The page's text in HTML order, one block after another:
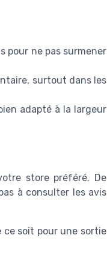
pour ne pas surmener
surtout dans les
adapté à la largeur
store préféré. De
à consulter les avis
ce soit pour une sortie